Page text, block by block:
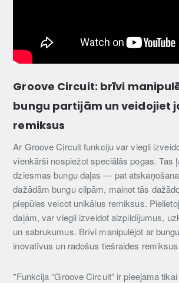
Groove Circuit: brīvi
bungu partijām un veidojiet
remiksus
Ar Groove Circuit funkciju var viegli
vienkārši nospiežot speciālās pogas. Tas
dziesmas bungu daļas — pat
dažādām bungu cilpām, mainot tās
piepūles veicot unikālus remiksus.
daļām, var viegli izveidot aizpildījumus,
un sabrukumus. Brīvi manipulējot ar
inovatīvus un radošus tiešraides remiksus.
*Funkcija “Groove Circuit” ir pieejama